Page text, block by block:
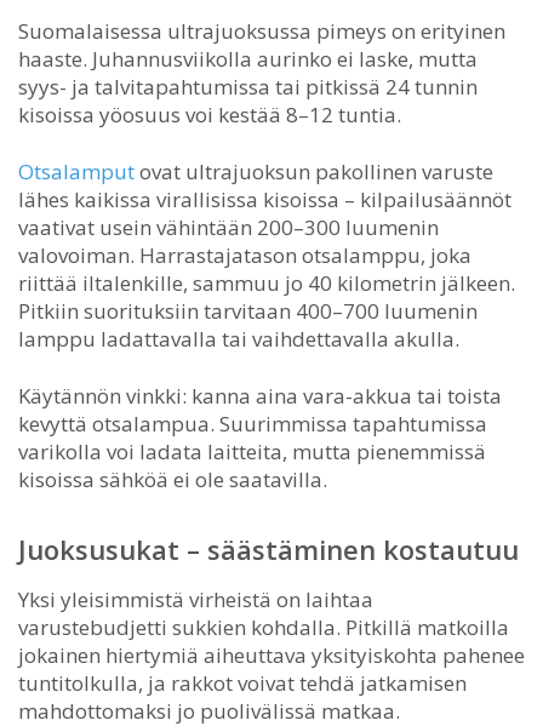
Suomalaisessa ultrajuoksussa pimeys on erityinen
haaste. Juhannusviikolla aurinko ei laske, mutta
syys- ja talvitapahtumissa tai pitkissä 24 tunnin
kisoissa yöosuus voi kestää 8–12 tuntia.
Otsalamputovat ultrajuoksun pakollinen varuste
lähes kaikissa virallisissa kisoissa – kilpailusäännöt
vaativat usein vähintään 200–300 luumenin
valovoiman. Harrastajatason otsalamppu, joka
riittää iltalenkille, sammuu jo 40 kilometrin jälkeen.
Pitkiin suorituksiin tarvitaan 400–700 luumenin
lamppu ladattavalla tai vaihdettavalla akulla.
Käytännön vinkki: kanna aina vara-akkua tai toista
kevyttä otsalampua. Suurimmissa tapahtumissa
varikolla voi ladata laitteita, mutta pienemmissä
kisoissa sähköä ei ole saatavilla.
Juoksusukat – säästäminen kostautuu
Yksi yleisimmistä virheistä on laihtaa
varustebudjetti sukkien kohdalla. Pitkillä matkoilla
jokainen hiertymiä aiheuttava yksityiskohta pahenee
tuntitolkulla, ja rakkot voivat tehdä jatkamisen
mahdottomaksi jo puolivälissä matkaa.